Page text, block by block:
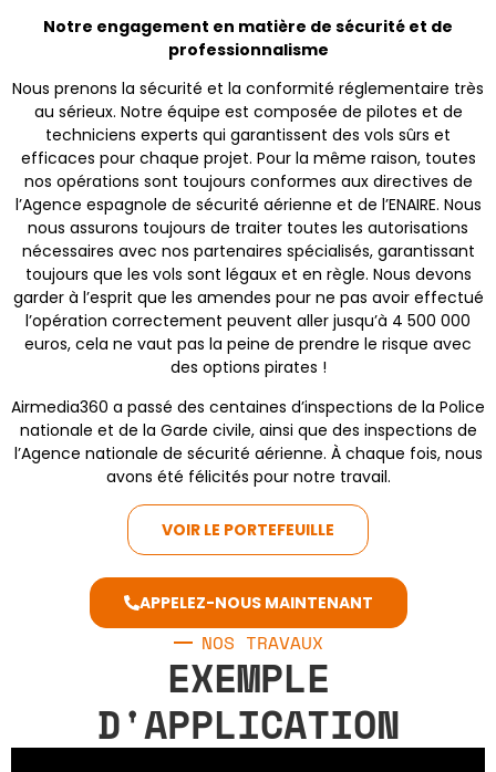
Notre engagement en matière de sécurité et de
professionnalisme
Nous prenons la sécurité et la conformité réglementaire très
au sérieux. Notre équipe est composée de pilotes et de
techniciens experts qui garantissent des vols sûrs et
efficaces pour chaque projet. Pour la même raison, toutes
nos opérations sont toujours conformes aux directives de
l’Agence espagnole de sécurité aérienne et de l’ENAIRE. Nous
nous assurons toujours de traiter toutes les autorisations
nécessaires avec nos partenaires spécialisés, garantissant
toujours que les vols sont légaux et en règle. Nous devons
garder à l’esprit que les amendes pour ne pas avoir effectué
l’opération correctement peuvent aller jusqu’à 4 500 000
euros, cela ne vaut pas la peine de prendre le risque avec
des options pirates !
Airmedia360 a passé des centaines d’inspections de la Police
nationale et de la Garde civile, ainsi que des inspections de
l’Agence nationale de sécurité aérienne. À chaque fois, nous
avons été félicités pour notre travail.
VOIR LE PORTEFEUILLE
APPELEZ-NOUS MAINTENANT
NOS TRAVAUX
EXEMPLE
D'APPLICATION